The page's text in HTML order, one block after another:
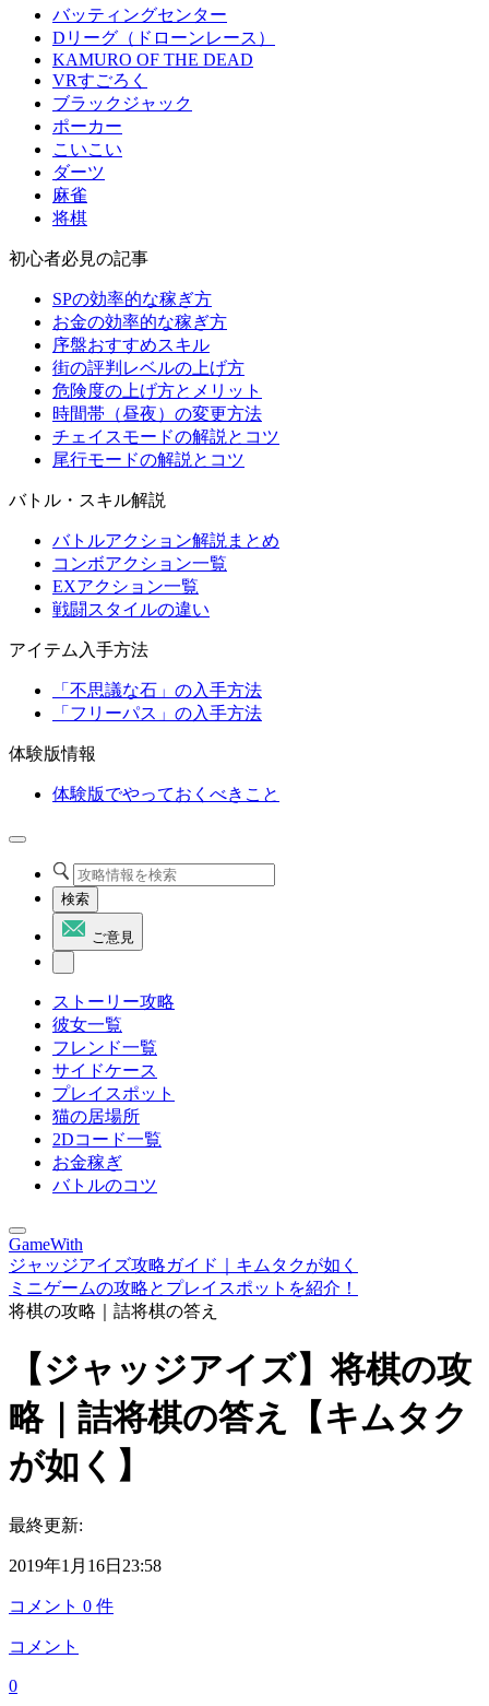
バッティングセンター
Dリーグ（ドローンレース）
KAMURO OF THE DEAD
VRすごろく
ブラックジャック
ポーカー
こいこい
ダーツ
麻雀
将棋
初心者必見の記事
SPの効率的な稼ぎ方
お金の効率的な稼ぎ方
序盤おすすめスキル
街の評判レベルの上げ方
危険度の上げ方とメリット
時間帯（昼夜）の変更方法
チェイスモードの解説とコツ
尾行モードの解説とコツ
バトル・スキル解説
バトルアクション解説まとめ
コンボアクション一覧
EXアクション一覧
戦闘スタイルの違い
アイテム入手方法
「不思議な石」の入手方法
「フリーパス」の入手方法
体験版情報
体験版でやっておくべきこと
検索
ご意見
ストーリー攻略
彼女一覧
フレンド一覧
サイドケース
プレイスポット
猫の居場所
2Dコード一覧
お金稼ぎ
バトルのコツ
GameWith
ジャッジアイズ攻略ガイド｜キムタクが如く
ミニゲームの攻略とプレイスポットを紹介！
将棋の攻略｜詰将棋の答え
【ジャッジアイズ】将棋の攻
略｜詰将棋の答え【キムタク
が如く】
最終更新:
2019年1月16日23:58
コメント 0 件
コメント
0